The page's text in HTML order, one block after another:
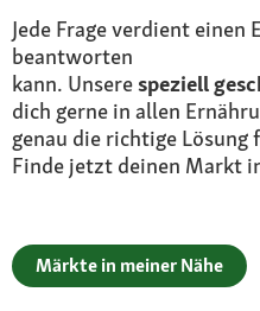
Jede Frage verdient einen
beantworten
kann. Unserespeziell
dich gerne in allen
genau die richtige Lösung
Finde jetzt deinen Markt
Märkte in meiner Nähe